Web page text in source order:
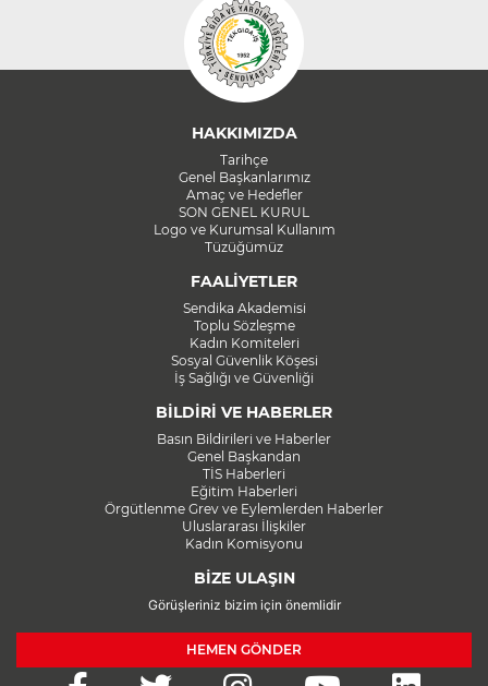
HAKKIMIZDA
Tarihçe
Genel Başkanlarımız
Amaç ve Hedefler
SON GENEL KURUL
Logo ve Kurumsal Kullanım
Tüzüğümüz
FAALİYETLER
Sendika Akademisi
Toplu Sözleşme
Kadın Komiteleri
Sosyal Güvenlik Köşesi
İş Sağlığı ve Güvenliği
BİLDİRİ VE HABERLER
Basın Bildirileri ve Haberler
Genel Başkandan
TİS Haberleri
Eğitim Haberleri
Örgütlenme Grev ve Eylemlerden Haberler
Uluslararası İlişkiler
Kadın Komisyonu
BİZE ULAŞIN
Görüşleriniz bizim için önemlidir
HEMEN GÖNDER